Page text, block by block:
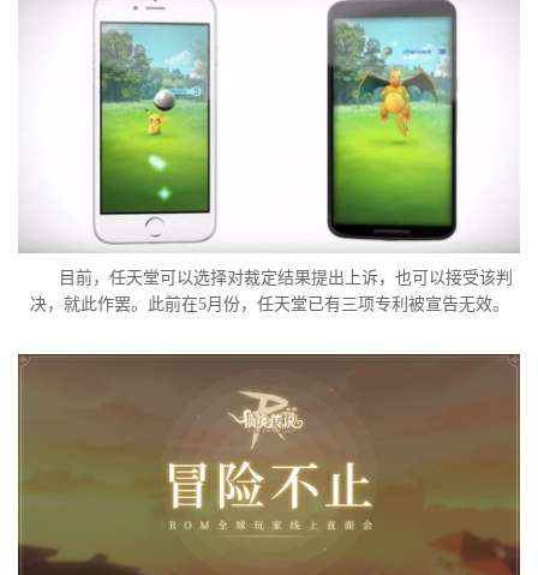
目前，任天堂可以选择对裁定结果提出上诉，也可以接受该判
决，就此作罢。此前在5月份，任天堂已有三项专利被宣告无效。